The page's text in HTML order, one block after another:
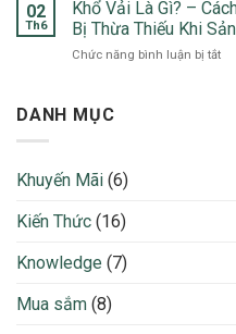
Bật
biệt
02
Th6
Khổ Vải Là Gì? –
Bị Thừa Thiếu Khi
Chức năng bình luận bị tắtở
DANH MỤC
Khuyến Mãi (6)
Kiến Thức (16)
Knowledge (7)
Mua sắm (8)